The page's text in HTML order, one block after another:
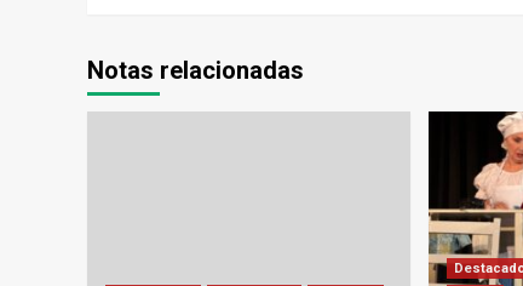
Notas relacionadas